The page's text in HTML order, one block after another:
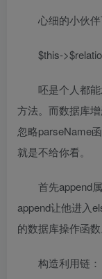
心细的小伙
$this-
呸是个人都
方法。而数据库
忽略parseName
就是不给你看。
首先append
append让他进入
的数据库操作函数
构造利用链：